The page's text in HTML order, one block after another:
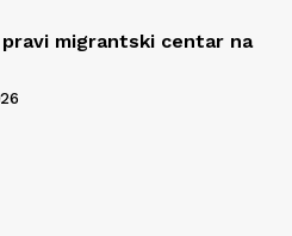
migrantski centar na